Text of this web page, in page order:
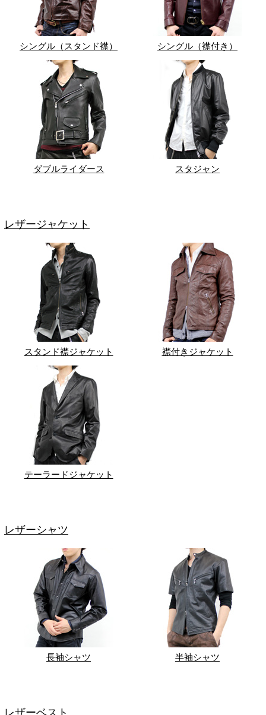
シングル（スタンド襟） シングル（襟付き）
ダブルライダース スタジャン
レザージャケット
スタンド襟ジャケット 襟付きジャケット
テーラードジャケット
レザーシャツ
長袖シャツ 半袖シャツ